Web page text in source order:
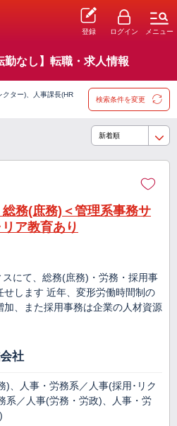
登録 ログイン メニュー
勤なし】転職・求人情報
ター)、人事課長(HR
検索条件を変更
総務(庶務)＜管理系事務サ
ア教育あり
にて、総務(庶務)・労務・採用事
します 近年、変形労働時間制の
、また採用事務は企業の人材資源
社
)、人事・労務系／人事(採用･リク
系／人事(労務・労政)、人事・労